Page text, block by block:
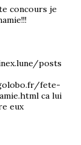
concours je
posts
fete-
ca lui
eux